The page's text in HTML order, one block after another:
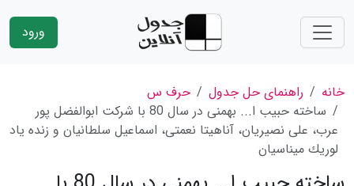
ورود
خانه راهنمای حل جدول
حرف س
ساخته حبیب ا... بهمنى در سال 80 با شركت ابوالفضل پور
عرب، على نصیریان، آناهیتا نعمتى، اسماعیل سلطانیان و زنده یاد
لوریك میناسیان